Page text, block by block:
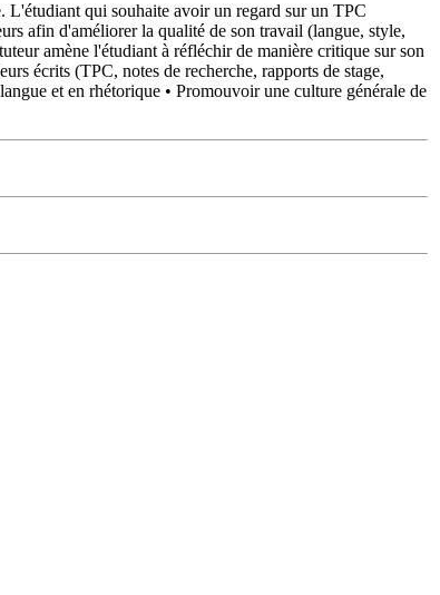
L'étudiant qui souhaite avoir un regard sur un TPC
afin d'améliorer la qualité de son travail (langue, style,
amène l'étudiant à réfléchir de manière critique sur son
écrits (TPC, notes de recherche, rapports de stage,
et en rhétorique • Promouvoir une culture générale de